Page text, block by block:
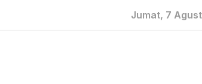
Jumat, 7